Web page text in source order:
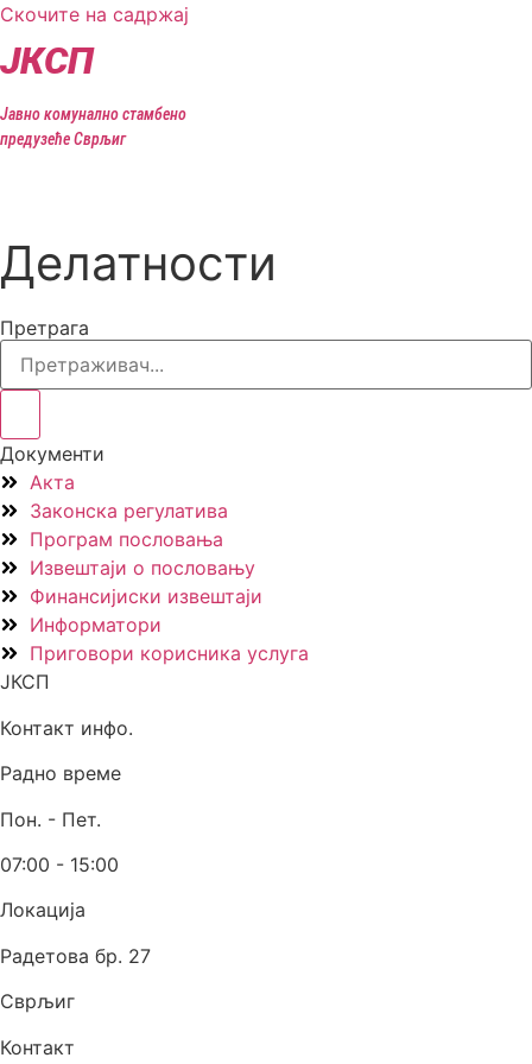
Скочите на садржај
ЈКСП
Јавно комунално стамбено
предузеће Сврљиг
Делатности
Претрага
Документи
Акта
Законска регулатива
Програм пословања
Извештаји о пословању
Финансијиски извештаји
Информатори
Приговори корисника услуга
ЈКСП
Контакт инфо.
Радно време
Пон. - Пет.
07:00 - 15:00
Локација
Радетова бр. 27
Сврљиг
Контакт